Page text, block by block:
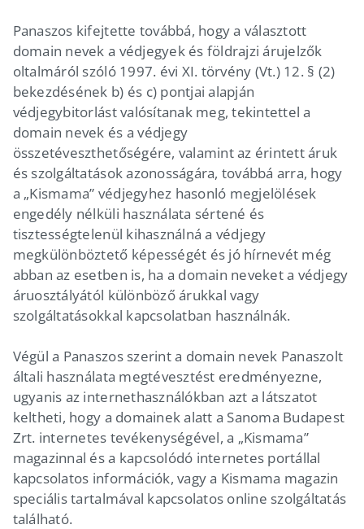
Panaszos kifejtette továbbá, hogy a választott
domain nevek a védjegyek és földrajzi árujelzők
oltalmáról szóló 1997. évi XI. törvény (Vt.) 12. § (2)
bekezdésének b) és c) pontjai alapján
védjegybitorlást valósítanak meg, tekintettel a
domain nevek és a védjegy
összetéveszthetőségére, valamint az érintett áruk
és szolgáltatások azonosságára, továbbá arra, hogy
a „Kismama” védjegyhez hasonló megjelölések
engedély nélküli használata sértené és
tisztességtelenül kihasználná a védjegy
megkülönböztető képességét és jó hírnevét még
abban az esetben is, ha a domain neveket a védjegy
áruosztályától különböző árukkal vagy
szolgáltatásokkal kapcsolatban használnák.
Végül a Panaszos szerint a domain nevek Panaszolt
általi használata megtévesztést eredményezne,
ugyanis az internethasználókban azt a látszatot
keltheti, hogy a domainek alatt a Sanoma Budapest
Zrt. internetes tevékenységével, a „Kismama”
magazinnal és a kapcsolódó internetes portállal
kapcsolatos információk, vagy a Kismama magazin
speciális tartalmával kapcsolatos online szolgáltatás
található.